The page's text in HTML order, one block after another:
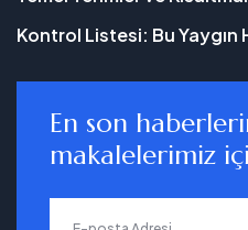
Kontrol Listesi: Bu Yaygın
En son
makalelerimiz